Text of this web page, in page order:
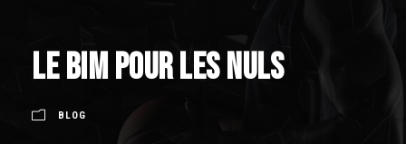
Le BIM pour les nuls
BLOG